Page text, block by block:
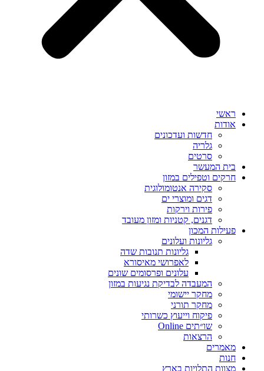
ראשי
אודות
חדשות ועדכונים
גלריה
סרטים
בית המעשר
חרקים וטפילים במזון
סקירה אנטומולוגית
דגים ומוצרי ים
פירות וירקות
דגנים, קטניות ומזון מעובד
פעילות המכון
גליונות ועלונים
גליונות תנובות שדה
לאפרושי מאיסורא
עלונים ופרסומים שונים
המעבדה לבדיקת נגיעות במזון
מחקר יישומי
מחקר תורני
פיקוח וייעוץ כשרותי
שו״תים Online
הרצאות
מאמרים
חנות
מצוות התלויות בארץ